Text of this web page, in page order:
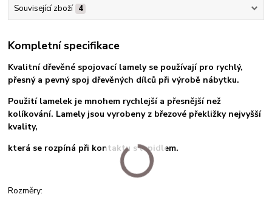
Související zboží 4
Kompletní specifikace
Kvalitní dřevěné spojovací lamely se používají pro rychlý,
přesný a pevný spoj dřevěných dílců při výrobě nábytku.
Použití lamelek je mnohem rychlejší a přesnější než
kolíkování. Lamely jsou vyrobeny z březové překližky nejvyšší
kvality,
která se rozpíná při kontaktu s lepidlem.
Rozměry: